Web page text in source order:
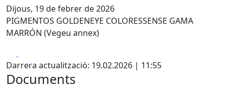
Dijous, 19 de febrer de 2026
PIGMENTOS GOLDENEYE COLORESSENSE GAMA
MARRÓN (Vegeu annex)
Darrera actualització: 19.02.2026 | 11:55
Documents